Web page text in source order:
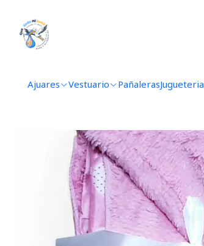
Ajuares Vestuario PañalerasJugueteria